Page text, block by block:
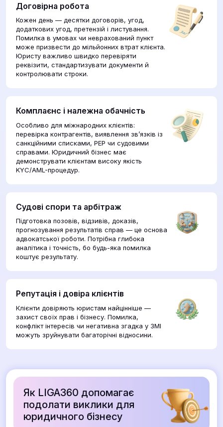
Договірна робота
Кожен день — десятки договорів, угод,
додаткових угод, претензій і листування.
Помилка в умовах чи неврахований пункт
може призвести до мільйонних втрат клієнта.
Юристу важливо швидко перевіряти
реквізити, стандартизувати документи й
контролювати строки.
Комплаєнс і належна обачність
Особливо для міжнародних клієнтів:
перевірка контрагентів, виявлення зв’язків із
санкційними списками, PEP чи судовими
справами. Юридичний бізнес має
демонструвати клієнтам високу якість
KYC/AML-процедур.
Судові спори та арбітраж
Підготовка позовів, відзивів, доказів,
прогнозування результатів справ — це основа
адвокатської роботи. Потрібна глибока
аналітика і точність, бо будь-яка помилка
коштує результату.
Репутація і довіра клієнтів
Клієнти довіряють юристам найцінніше —
захист своїх прав і бізнесу. Помилка,
конфлікт інтересів чи негативна згадка у ЗМІ
можуть зруйнувати багаторічні відносини.
Як LIGA360 допомагає
подолати виклики для
юридичного бізнесу